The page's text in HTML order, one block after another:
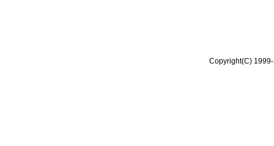
Copyright(C)